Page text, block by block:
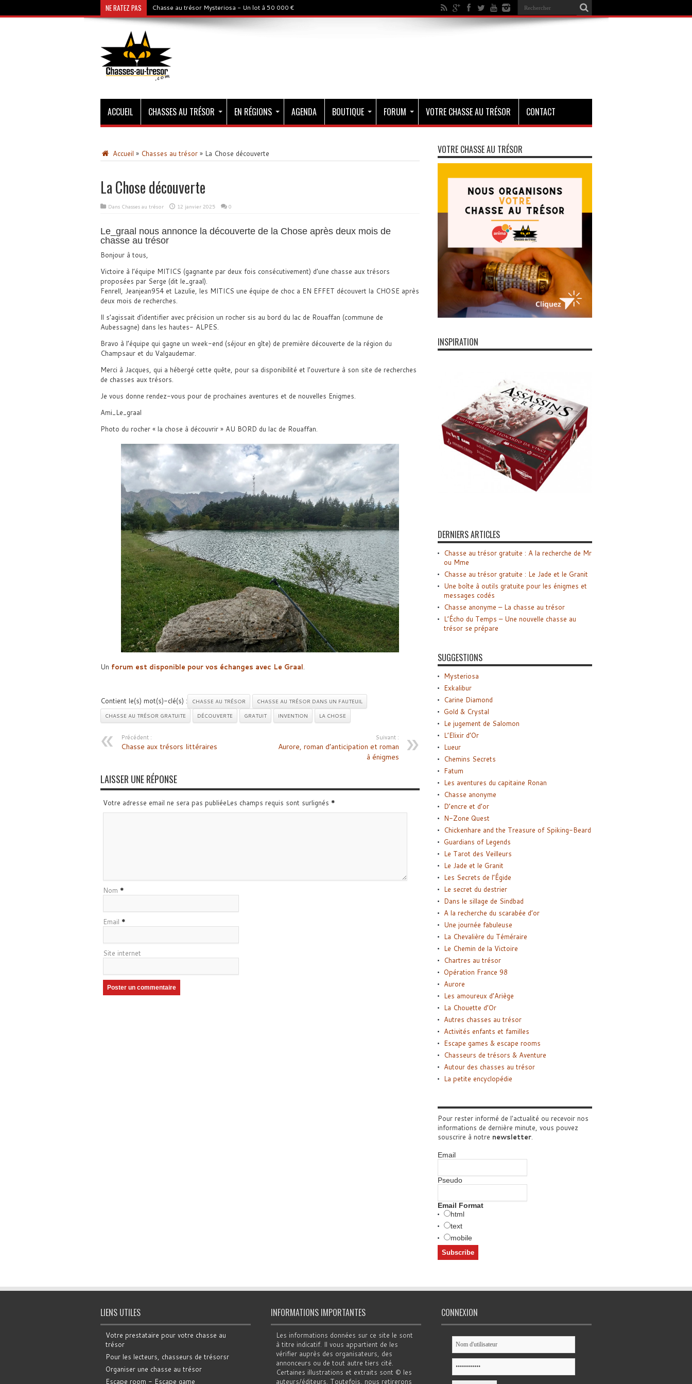
NE RATEZ PAS Chasse au trésor Mysteriosa - Un lot à 50 000 €
ACCUEIL CHASSES AU TRÉSOR EN RÉGIONS AGENDA BOUTIQUE FORUM VOTRE CHASSE AU TRÉSOR CONTACT
Accueil » Chasses au trésor » La Chose découverte
La Chose découverte
Dans Chasses au trésor 12 janvier 2025 0
Le_graal nous annonce la découverte de la Chose après deux mois de
chasse au trésor
Bonjour à tous,
Victoire à l’équipe MITICS (gagnante par deux fois consécutivement) d’une chasse aux trésors
proposées par Serge (dit le_graal).
Fenrell, Jeanjean954 et Lazulie, les MITICS une équipe de choc a EN EFFET découvert la CHOSE après
deux mois de recherches.
Il s’agissait d’identifier avec précision un rocher sis au bord du lac de Rouaffan (commune de
Aubessagne) dans les hautes- ALPES.
Bravo à l’équipe qui gagne un week-end (séjour en gîte) de première découverte de la région du
Champsaur et du Valgaudemar.
Merci à Jacques, qui a hébergé cette quête, pour sa disponibilité et l’ouverture à son site de recherches
de chasses aux trésors.
Je vous donne rendez-vous pour de prochaines aventures et de nouvelles Enigmes.
Ami_Le_graal
Photo du rocher « la chose à découvrir » AU BORD du lac de Rouaffan.
Un forum est disponible pour vos échanges avec Le Graal.
Contient le(s) mot(s)-clé(s) : CHASSE AU TRÉSOR
CHASSE AU TRÉSOR DANS UN FAUTEUIL
CHASSE AU TRÉSOR GRATUITE
DÉCOUVERTE GRATUIT INVENTION LA CHOSE
Précédent :
Chasse aux trésors littéraires
Suivant :
Aurore, roman d’anticipation et roman
à énigmes
LAISSER UNE RÉPONSE
Votre adresse email ne sera pas publiéeLes champs requis sont surlignés *
Nom *
Email *
Site internet
VOTRE CHASSE AU TRÉSOR
INSPIRATION
DERNIERS ARTICLES
Chasse au trésor gratuite : A la recherche de Mr
ou Mme
Chasse au trésor gratuite : Le Jade et le Granit
Une boîte à outils gratuite pour les énigmes et
messages codés
Chasse anonyme – La chasse au trésor
L’Écho du Temps – Une nouvelle chasse au
trésor se prépare
SUGGESTIONS
Mysteriosa
Exkalibur
Carine Diamond
Gold & Crystal
Le jugement de Salomon
L’Elixir d’Or
Lueur
Chemins Secrets
Fatum
Les aventures du capitaine Ronan
Chasse anonyme
D’encre et d’or
N-Zone Quest
Chickenhare and the Treasure of Spiking-Beard
Guardians of Legends
Le Tarot des Veilleurs
Le Jade et le Granit
Les Secrets de l’Égide
Le secret du destrier
Dans le sillage de Sindbad
A la recherche du scarabée d’or
Une journée fabuleuse
La Chevalière du Téméraire
Le Chemin de la Victoire
Chartres au trésor
Opération France 98
Aurore
Les amoureux d’Ariège
La Chouette d’Or
Autres chasses au trésor
Activités enfants et familles
Escape games & escape rooms
Chasseurs de trésors & Aventure
Autour des chasses au trésor
La petite encyclopédie
Pour rester informé de l'actualité ou recevoir nos
informations de dernière minute, vous pouvez
souscrire à notre newsletter.
Email
Pseudo
Email Format
html
text
mobile
LIENS UTILES
Votre prestataire pour votre chasse au
trésor
Pour les lecteurs, chasseurs de trésorsr
Organiser une chasse au trésor
Escape room - Escape game
INFORMATIONS IMPORTANTES
Les informations données sur ce site le sont
à titre indicatif. Il vous appartient de les
vérifier auprès des organisateurs, des
annonceurs ou de tout autre tiers cité.
Certaines illustrations et extraits sont © les
auteurs/éditeurs. Toutefois, nous retirerons
CONNEXION